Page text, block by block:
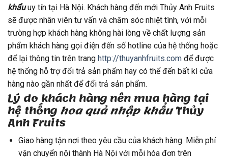
khẩuuy tín tại Hà Nội. Khách hàng đến mới Thủy Anh Fruits
sẽ được nhân viên tư vấn và chăm sóc nhiệt tình, với mỗi
trường hợp khách hàng không hài lòng về chất lượng sản
phẩm khách hàng gọi điện đến số hotline của hệ thống hoặc
để lại thông tin trên trang http://thuyanhfruits.com để được
hệ thống hỗ trợ đổi trả sản phẩm hay có thể đến bất kì cửa
hàng nào gần nhất để đổi trả sản phẩm.
Lý do khách hàng nên mua hàng tại
hệ thốnghoa quả nhập khẩuThủy
Anh Fruits
Giao hàng tận nơi theo yêu cầu của khách hàng. Miễn phí
vận chuyển nội thành Hà Nội với mỗi hóa đơn trên